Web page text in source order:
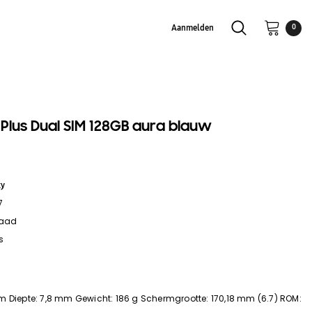
Aanmelden 0
Dual SIM 128GB aura blauw
Diepte: 7,8 mm Gewicht: 186 g Schermgrootte: 170,18 mm (6.7) ROM: